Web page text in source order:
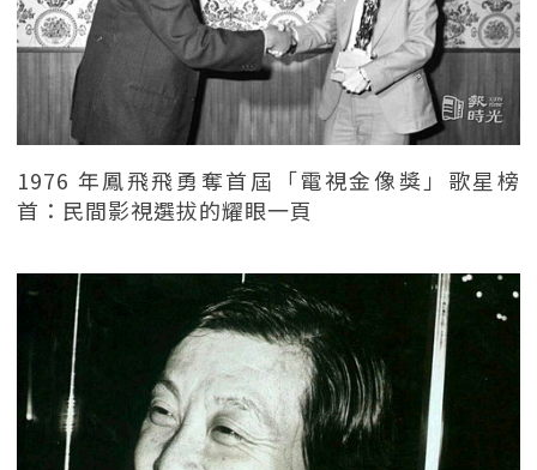
1976 年鳳飛飛勇奪首屆「電視金像獎」歌星榜
首：民間影視選拔的耀眼一頁